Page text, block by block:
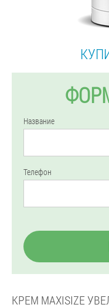
Название
Телефон
КРЕМ MAXISIZE